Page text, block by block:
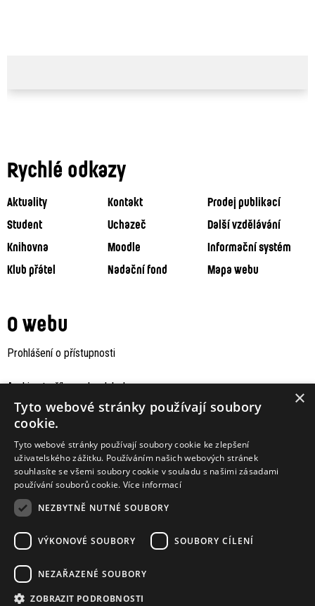
Rychlé odkazy
Aktuality Kontakt
Prodej publikací
Student
Uchazeč
Další vzdělávání
Knihovna
Moodle
Informační systém
Klub přátel
Nadační fond Mapa webu
O webu
Prohlášení o přístupnosti
Archiv staršího webu Jaboku
Podporují nás
×
Tyto webové stránky používají soubory
cookie.
Tyto webové stránky používají soubory cookie ke zlepšení
uživatelského zážitku. Používáním našich webových stránek
souhlasíte se všemi soubory cookie v souladu s našimi zásadami
používání souborů cookie. Více informací
NEZBYTNĚ NUTNÉ SOUBORY
VÝKONOVÉ SOUBORY SOUBORY CÍLENÍ
NEZAŘAZENÉ SOUBORY
ZOBRAZIT PODROBNOSTI